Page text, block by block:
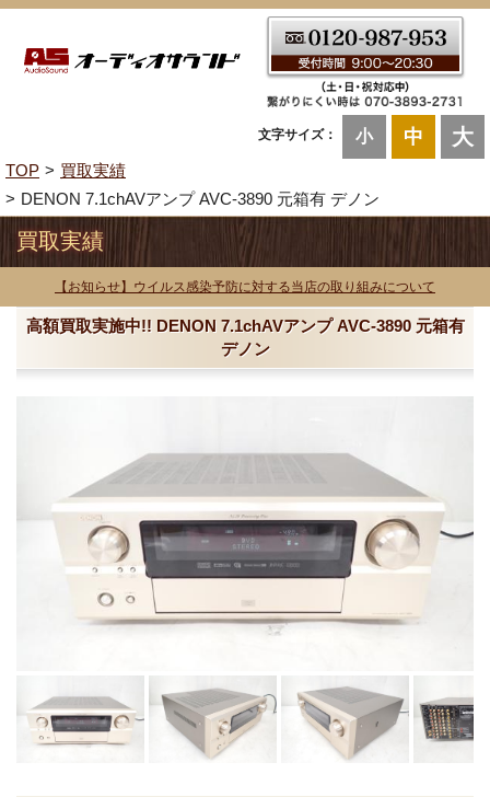
文字サイズ： 小 中 大
TOP
買取実績
DENON 7.1chAVアンプ AVC-3890 元箱有 デノン
買取実績
【お知らせ】ウイルス感染予防に対する当店の取り組みについて
高額買取実施中!! DENON 7.1chAVアンプ AVC-3890 元箱有
デノン